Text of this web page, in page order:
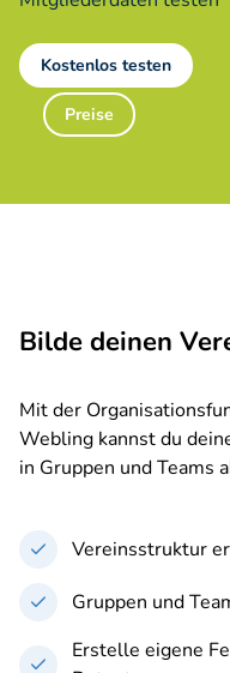
Kostenlos testen
Preise
Bilde deinen
Mit der
Webling kannst du
in Gruppen und Teams
Vereinsstruktur
Gruppen und
Erstelle eigene